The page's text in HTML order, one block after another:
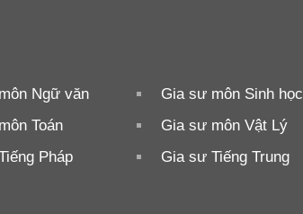
Ngữ văn Gia sư môn Sinh học
Toán Gia sư môn Vật Lý
Pháp Gia sư Tiếng Trung